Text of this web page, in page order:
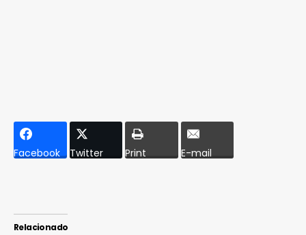
Facebook Twitter Print E-mail
Relacionado